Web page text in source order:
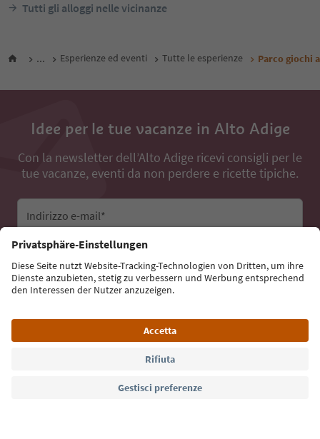
Tutti gli alloggi nelle vicinanze
... Esperienze ed eventi Tutte le esperienze Parco giochi
Idee per le tue vacanze in Alto Adige
Con la newsletter dell’Alto Adige ricevi consigli per le
tue vacanze, eventi da non perdere e ricette tipiche.
Indirizzo e-mail*
Iscriviti alla newsletter